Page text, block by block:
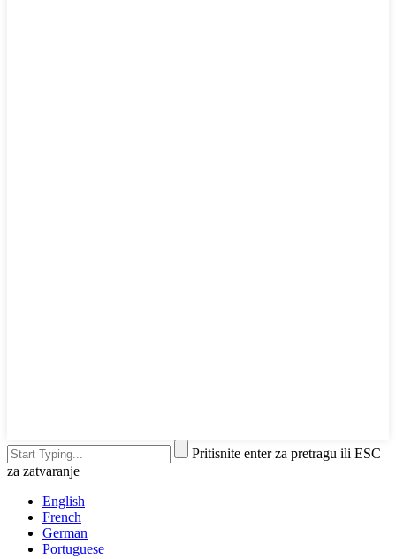
Pritisnite enter za pretragu ili ESC
za zatvaranje
English
French
German
Portuguese